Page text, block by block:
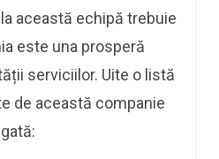
această echipă trebuie
este una prosperă
serviciilor. Uite o listă
de această companie